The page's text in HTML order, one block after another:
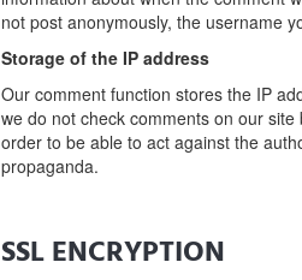
not post anonymously, the username
Storage of the IP address
Our comment function stores the IP
we do not check comments on our
order to be able to act against the
propaganda.
SSL ENCRYPTION